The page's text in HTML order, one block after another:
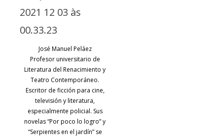
José Manuel Peláez
Profesor universitario de
Literatura del Renacimiento y
Teatro Contemporáneo.
Escritor de ficción para cine,
televisión y literatura,
especialmente policial. Sus
novelas “Por poco lo logro” y
“Serpientes en el jardín” se